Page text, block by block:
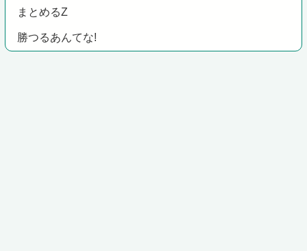
まとめるZ
勝つるあんてな!